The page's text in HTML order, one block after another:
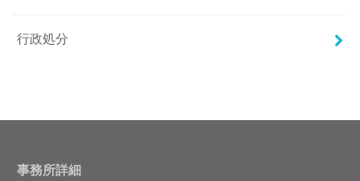
行政処分
事務所詳細